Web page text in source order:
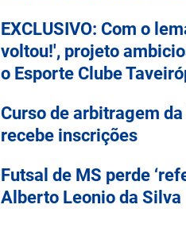
EXCLUSIVO: Com o
voltou!', projeto
o Esporte Clube
Curso de arbitragem
recebe inscrições
Futsal de MS perde
Alberto Leonio da Silva